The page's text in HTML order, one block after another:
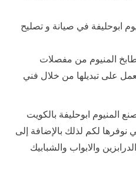
ابوحليفة في صيانة و تصليح
المنيوم من مفصلات
على تبديلها من خلال فني
المنيوم ابوحليفة بالكويت
لكم لذلك بالإضافة إلى
والابواب والشبابيك